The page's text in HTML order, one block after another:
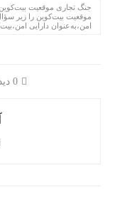
جنگ تجاری موقعیت
موقعیت بیت‌کوین را زیر
امن،به‌عنوان دارایی
0 دیدگاه